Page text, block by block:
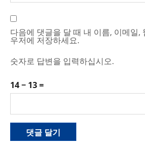
다음에 댓글을 달 때 내 이름, 이메일,
우저에 저장하세요.
숫자로 답변을 입력하십시오.
14 − 13 =